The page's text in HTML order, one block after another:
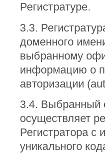
Регистратуре.
3.3.
доменного
выбранному
информацию о
авторизации
3.4. Выбранный
осуществляет
Регистратора с
уникального